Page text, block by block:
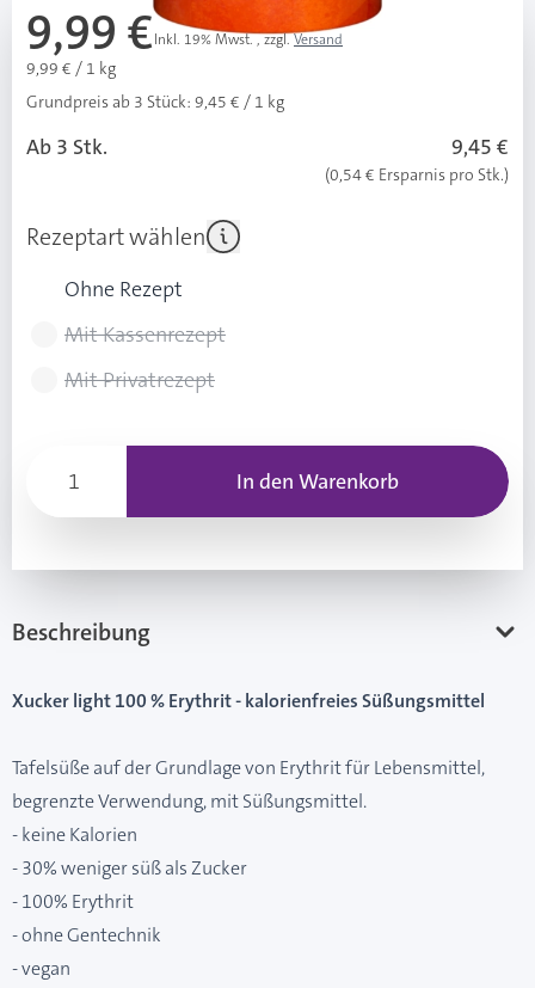
9,99 €Inkl. 19% Mwst.,zzgl.Versand
9,99 € / 1 kg
Grundpreis ab 3 Stück: 9,45 € / 1 kg
Ab 3 Stk. 9,45 €
(0,54 € Ersparnis pro Stk.)
Rezeptart wählen
Ohne Rezept
Mit Kassenrezept
Mit Privatrezept
In den Warenkorb
Beschreibung
Xucker light 100 % Erythrit - kalorienfreies Süßungsmittel
Tafelsüße auf der Grundlage von Erythrit für Lebensmittel,
begrenzte Verwendung, mit Süßungsmittel.
- keine Kalorien
- 30% weniger süß als Zucker
- 100% Erythrit
- ohne Gentechnik
- vegan